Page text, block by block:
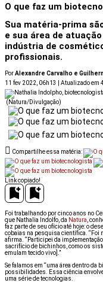
O que faz um
Sua matéria-prima
e sua área de
indústria de
profissionais.
PorAlexandre Carvalho e
11 fev 2022, 06h13 | Atualizado em
(Natura/Divulgação)
Compartilhe essa matéria:
Link copiado!
Foi trabalhando por cinco anos no
que Nathalia Indolfo, da Natura ,
faz parte de seu ofício até hoje: o
cobaias na pesquisa científica. “Foi
afirma. “Participei da
sacrifício de bichinhos, como os
emulam tecido vivo].”
Se falamos em “uma área dentro da
possibilidades. Essa ciência
uma série de tecnologias.